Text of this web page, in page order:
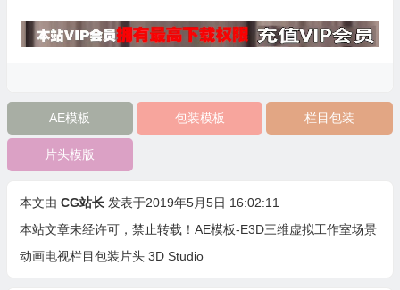
AE模板 包装模板 栏目包装
片头模版
本文由 CG站长 发表于2019年5月5日 16:02:11
本站文章未经许可，禁止转载！ AE模板-E3D三维虚拟工作室场景
动画电视栏目包装片头 3D Studio